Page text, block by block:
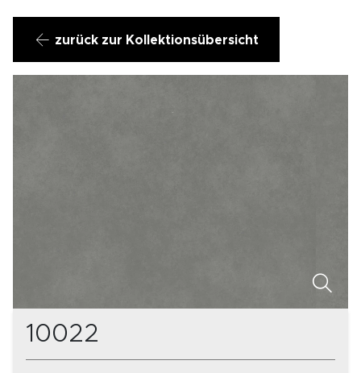
zurück zur Kollektionsübersicht
10022